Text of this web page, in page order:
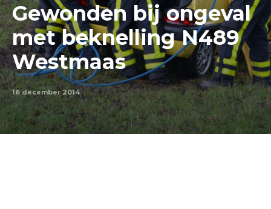
Gewonden bij ongeval
met beknelling N489
Westmaas
16 december 2014